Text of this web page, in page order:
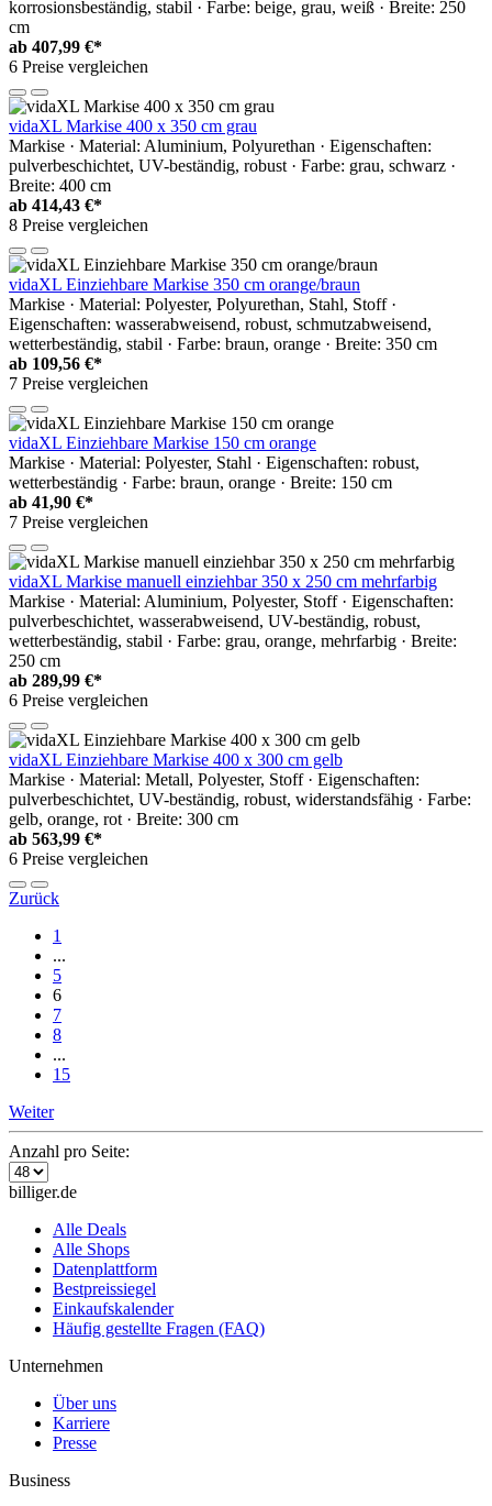
korrosionsbeständig, stabil · Farbe: beige, grau, weiß · Breite: 250
cm
ab 407,99 €*
6 Preise vergleichen
vidaXL Markise 400 x 350 cm grau
Markise · Material: Aluminium, Polyurethan · Eigenschaften:
pulverbeschichtet, UV-beständig, robust · Farbe: grau, schwarz ·
Breite: 400 cm
ab 414,43 €*
8 Preise vergleichen
vidaXL Einziehbare Markise 350 cm orange/braun
Markise · Material: Polyester, Polyurethan, Stahl, Stoff ·
Eigenschaften: wasserabweisend, robust, schmutzabweisend,
wetterbeständig, stabil · Farbe: braun, orange · Breite: 350 cm
ab 109,56 €*
7 Preise vergleichen
vidaXL Einziehbare Markise 150 cm orange
Markise · Material: Polyester, Stahl · Eigenschaften: robust,
wetterbeständig · Farbe: braun, orange · Breite: 150 cm
ab 41,90 €*
7 Preise vergleichen
vidaXL Markise manuell einziehbar 350 x 250 cm mehrfarbig
Markise · Material: Aluminium, Polyester, Stoff · Eigenschaften:
pulverbeschichtet, wasserabweisend, UV-beständig, robust,
wetterbeständig, stabil · Farbe: grau, orange, mehrfarbig · Breite:
250 cm
ab 289,99 €*
6 Preise vergleichen
vidaXL Einziehbare Markise 400 x 300 cm gelb
Markise · Material: Metall, Polyester, Stoff · Eigenschaften:
pulverbeschichtet, UV-beständig, robust, widerstandsfähig · Farbe:
gelb, orange, rot · Breite: 300 cm
ab 563,99 €*
6 Preise vergleichen
Zurück
1
...
5
6
7
8
...
15
Weiter
Anzahl pro Seite:
billiger.de
Alle Deals
Alle Shops
Datenplattform
Bestpreissiegel
Einkaufskalender
Häufig gestellte Fragen (FAQ)
Unternehmen
Über uns
Karriere
Presse
Business